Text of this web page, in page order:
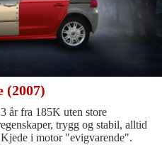
(2007)
år fra 185K uten store
trygg og stabil, alltid
i motor "evigvarende".